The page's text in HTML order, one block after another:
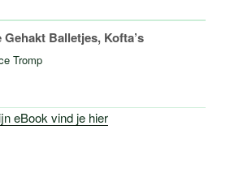
Gehakt Balletjes, Kofta’s
Tromp
eBook vind je hier